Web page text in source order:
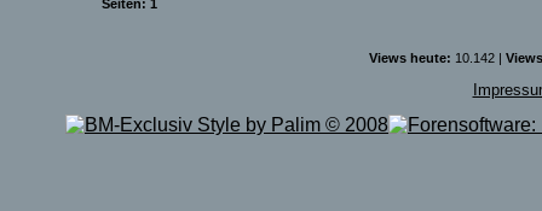
Seiten: 1
Views heute: 10.142 |